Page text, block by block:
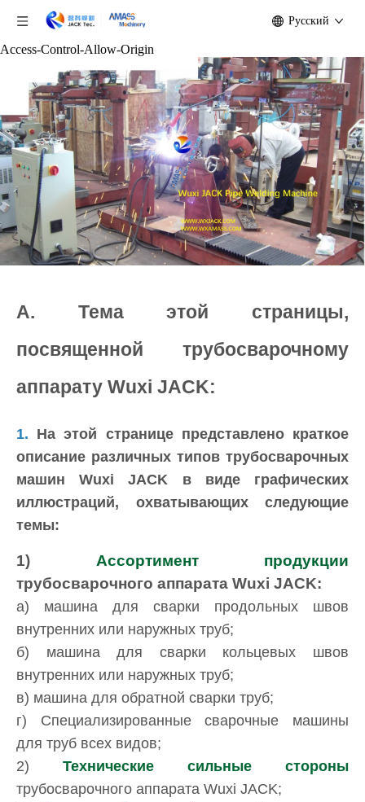
Access-Control-Allow-Origin
Pусский
A. Тема этой страницы,
посвященной трубосварочному
аппарату Wuxi JACK:
1. На этой странице представлено краткое
описание различных типов трубосварочных
машин Wuxi JACK в виде графических
иллюстраций, охватывающих следующие
темы:
1) Ассортимент продукции
трубосварочного аппарата Wuxi JACK:
а) машина для сварки продольных швов
внутренних или наружных труб;
б) машина для сварки кольцевых швов
внутренних или наружных труб;
в) машина для обратной сварки труб;
г) Специализированные сварочные машины
для труб всех видов;
2) Технические сильные стороны
трубосварочного аппарата Wuxi JACK;